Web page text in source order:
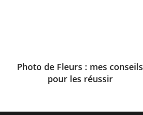
Photo de Fleurs : mes conseils
pour les réussir